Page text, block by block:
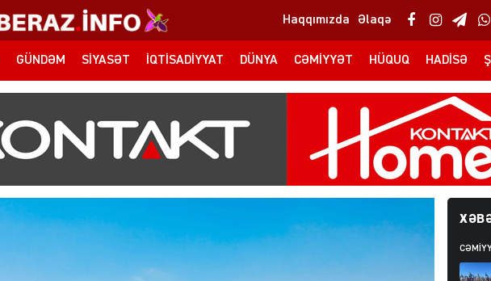
Haqqımızda Əlaqə
GÜNDƏM SIYASƏT İQTISADIYYAT DÜNYA CƏMIYYƏT HÜQUQ HADISƏ